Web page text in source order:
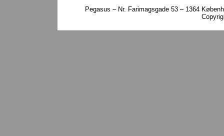
Pegasus – Nr. Farimagsgade 53 – 1364